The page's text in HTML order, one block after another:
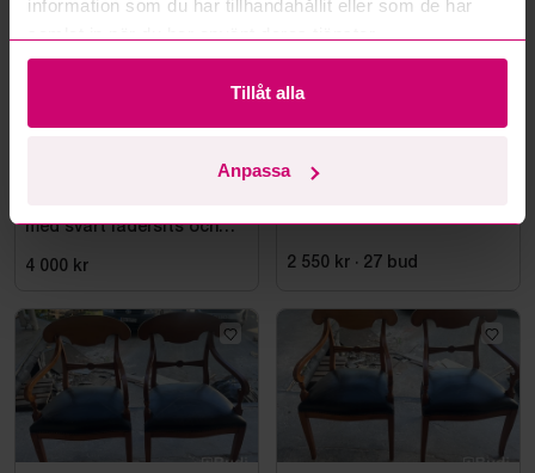
information som du har tillhandahållit eller som de har
Tillåt alla
Anpassa
4d 10h
med svart lädersits och
4 000 kr
Stockholm
2 550 kr · 27 bud